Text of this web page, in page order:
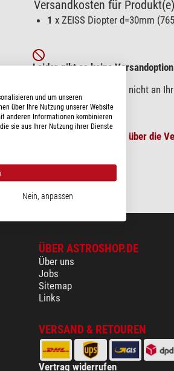
Versandkosten für Produkt(e)
1 x ZEISS Diopter d=30mm
Leider gibt es keine
Diese Produkte können nicht an
76513
Kompletter Überblick über die
ÜBER ASTROSHOP.DE
Über uns
Jobs
Sitemap
Links
VERSAND & RETOUREN
Vertrag widerrufen
und um unseren
über Ihre Nutzung unserer Website
anderen Informationen kombinieren
sie aus Ihrer Nutzung ihrer Dienste
Nein, anpassen